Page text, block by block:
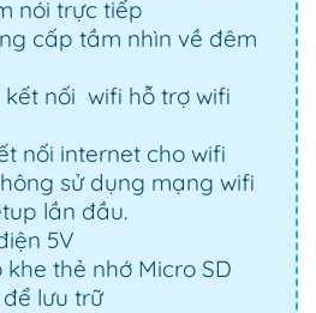
nói trực tiếp
cấp tầm nhìn về đêm
kết nối wifi hỗ trợ wifi
nối internet cho wifi
sử dụng mạng wifi
lần đầu.
5V
khe thẻ nhớ Micro SD
lưu trữ